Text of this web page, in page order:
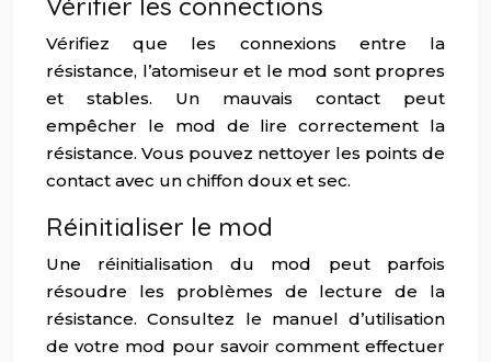
Vérifiez que les connexions entre la
résistance, l’atomiseur et le mod sont propres
et stables. Un mauvais contact peut
empêcher le mod de lire correctement la
résistance. Vous pouvez nettoyer les points de
contact avec un chiffon doux et sec.
Réinitialiser le mod
Une réinitialisation du mod peut parfois
résoudre les problèmes de lecture de la
résistance. Consultez le manuel d’utilisation
de votre mod pour savoir comment effectuer